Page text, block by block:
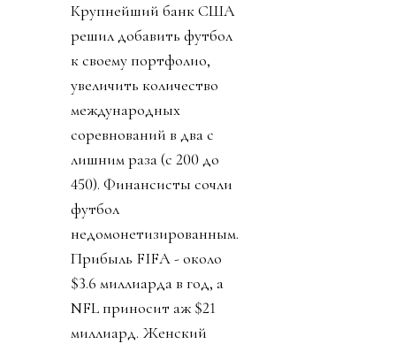
Крупнейший банк США
решил добавить футбол
к своему портфолио,
увеличить количество
международных
соревнований в два с
лишним раза (с 200 до
450). Финансисты сочли
футбол
недомонетизированным.
Прибыль FIFA - около
$3.6 миллиарда в год, а
NFL приносит аж $21
миллиард. Женский